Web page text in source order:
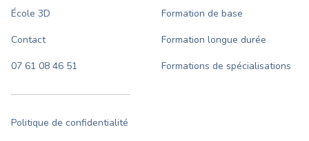
École 3D
Contact
07 61 08 46 51
Politique de confidentialité
Formation de base
Formation longue durée
Formations de spécialisations